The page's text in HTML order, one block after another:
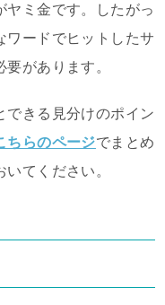
ヤミ金です。したがっ
ワードでヒットしたサ
があります。
できる見分けのポイン
ちらのページでまとめ
てください。